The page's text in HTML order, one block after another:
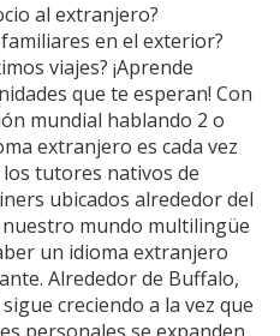
al extranjero?
en el exterior?
viajes? ¡Aprende
que te esperan! Con
mundial hablando 2 o
extranjero es cada vez
tutores nativos de
ubicados alrededor del
mundo multilingüe
un idioma extranjero
Alrededor de Buffalo,
creciendo a la vez que